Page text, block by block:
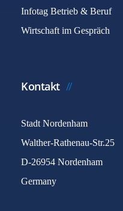
Infotag Betrieb & Beruf
Wirtschaft im Gespräch
Kontakt
Stadt Nordenham
Walther-Rathenau-Str.25
D-26954 Nordenham
Germany